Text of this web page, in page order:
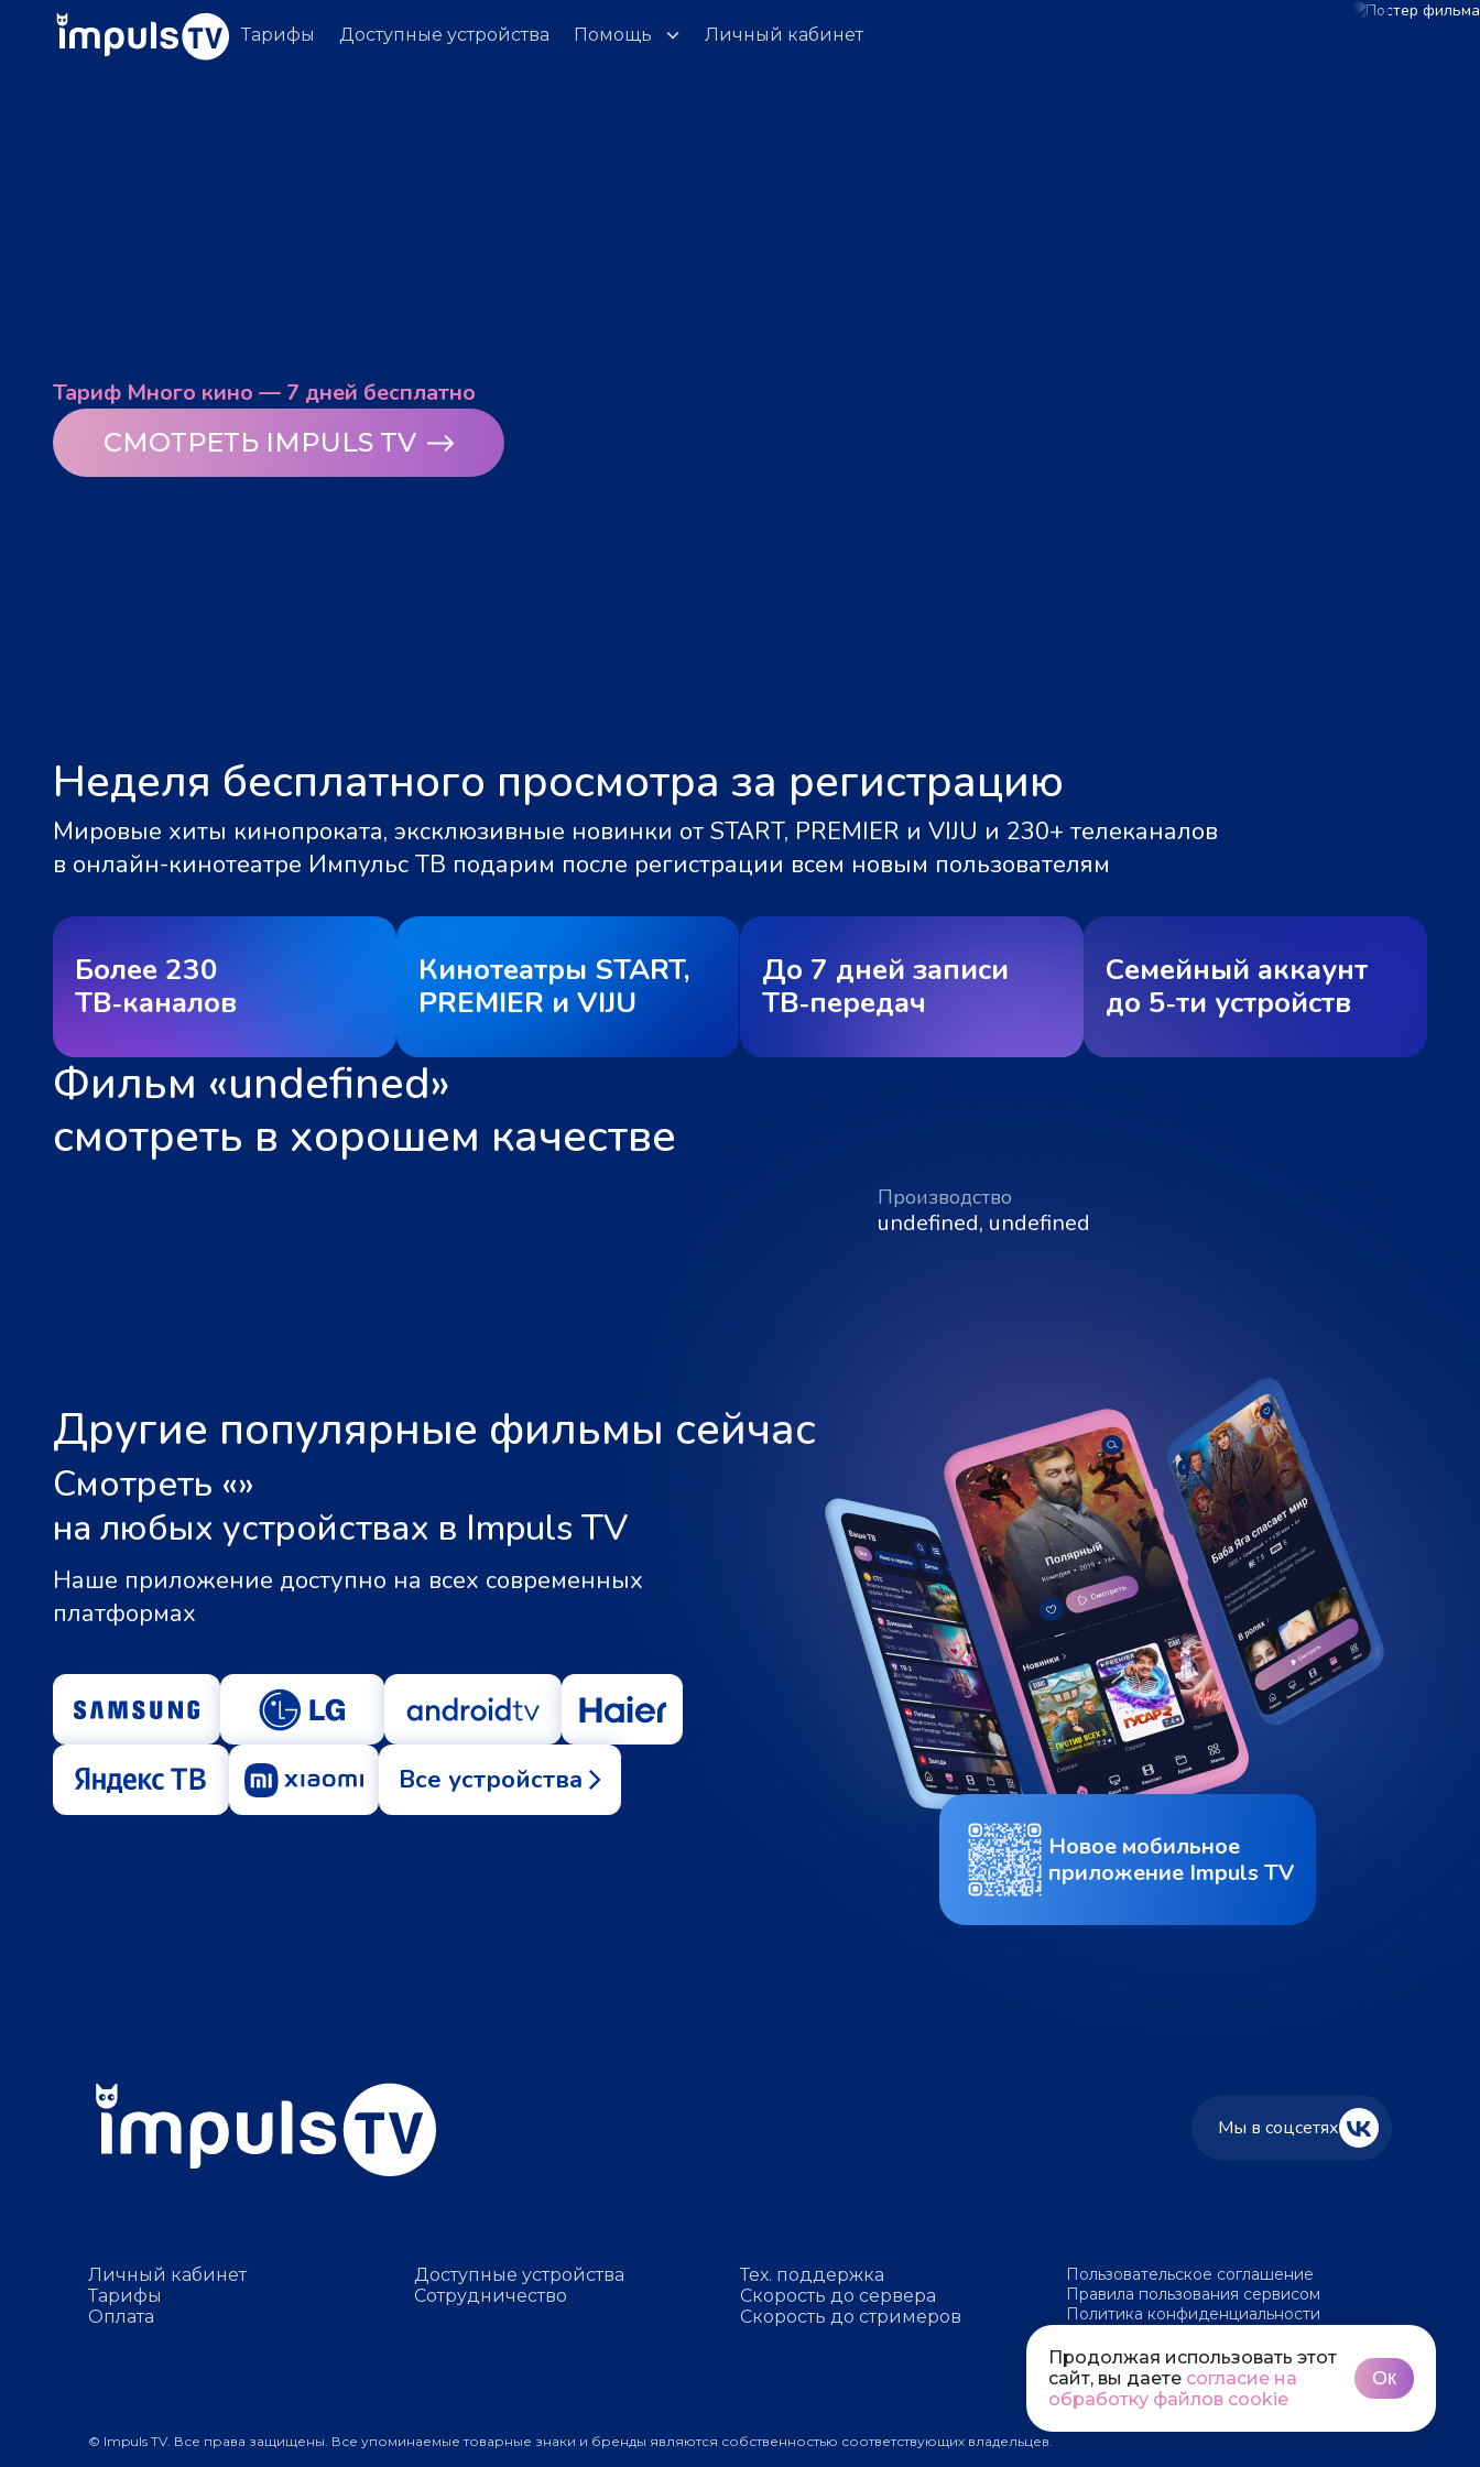
Тарифы Доступные устройства Помощь Личный кабинет
Тариф Много кино — 7 дней бесплатно
СМОТРЕТЬ IMPULS TV
Неделя бесплатного просмотра за регистрацию
Мировые хиты кинопроката, эксклюзивные новинки от START, PREMIER и VIJU и 230+ телеканалов
в онлайн-кинотеатре Импульс ТВ подарим после регистрации всем новым пользователям
Более 230
ТВ‑каналов
Кинотеатры START,
PREMIER и VIJU
До 7 дней записи
ТВ‑передач
Семейный аккаунт
до 5‑ти устройств
Фильм «undefined»
смотреть в хорошем качестве
Производство
undefined, undefined
Другие популярные фильмы сейчас
Смотреть «»
на любых устройствах в Impuls TV
Наше приложение доступно на всех современных
платформах
Все устройства
Новое мобильное
приложение Impuls TV
Мы в соцсетях
Личный кабинет
Тарифы
Оплата
Доступные устройства
Сотрудничество
Тех. поддержка
Скорость до сервера
Скорость до стримеров
Пользовательское соглашение
Правила пользования сервисом
Политика конфиденциальности
© Impuls TV. Все права защищены. Все упоминаемые товарные знаки и бренды являются собственностью соответствующих владельцев.
Продолжая использовать этот
сайт, вы даете согласие на
обработку файлов cookie
Ок